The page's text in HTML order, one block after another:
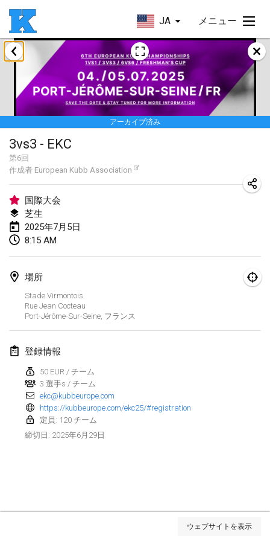
JA メニュー
リスト表示
アーカイブ済み
3vs3 - EKC
第6回
作成者 European Kubb Association
国際大会
芝生
2025年7月5日
8:15 AM
場所
Stade Virmontois
Rue Jean Cocteau
Port-Jérôme-Sur-Seine, フランス
登録情報
50 EUR / チーム
3 選手s / チーム
ekc@kubbeurope.com
https://kubbeurope.com/ekc25/#registration
定員: 120 チーム
締切日 : 2025年6月29日
ウェブサイトを表示
2025年1月
Skuffle for the Shovel
2025年1月18日|アメリカ合衆国
Lake Superior Ice Festival Kubb Tournament
2025年1月25日
Winterkubb
2025年1月26日|ベルギー
2025年3月
Kubbtornooi De Rode Lantaarn
2025年3月15日|ベルギー
2025年3月15日
North Carolina Kubb Championship
2025年3月22日
Spring Has Sprung
2025年3月22日
KUBB-o-LOCO tornooi
2025年3月29日|ベルギー